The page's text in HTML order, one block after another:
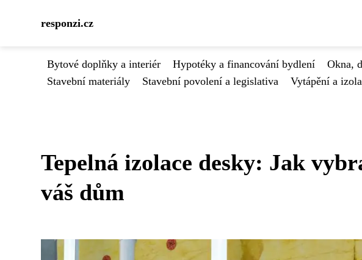
responzi.cz
Bytové doplňky a interiér Hypotéky a financování bydlení Okna,
Stavební materiály
Stavební povolení a legislativa Vytápění a
Tepelná izolace desky: Jak
váš dům